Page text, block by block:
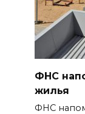
ФНС
жилья
ФНС